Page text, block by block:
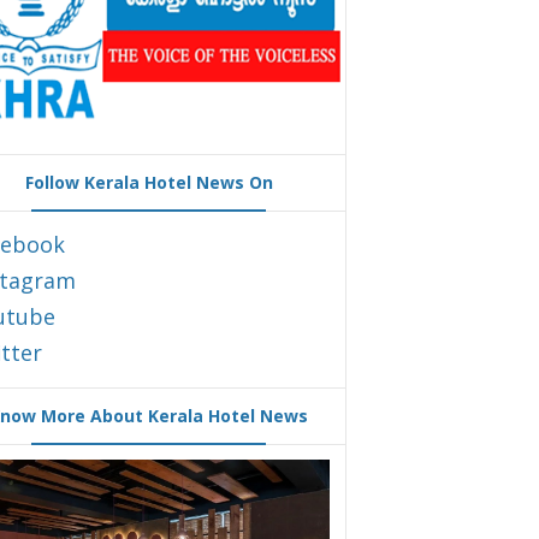
Follow Kerala Hotel News On
More About Kerala Hotel News